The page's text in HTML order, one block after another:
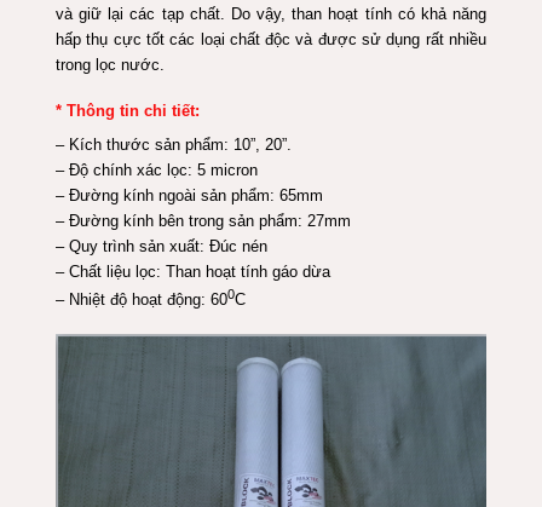
và giữ lại các tạp chất. Do vậy, than hoạt tính có khả năng
hấp thụ cực tốt các loại chất độc và được sử dụng rất nhiều
trong lọc nước.
* Thông tin chi tiết:
– Kích thước sản phẩm: 10”, 20”.
– Độ chính xác lọc: 5 micron
– Đường kính ngoài sản phẩm: 65mm
– Đường kính bên trong sản phẩm: 27mm
– Quy trình sản xuất: Đúc nén
– Chất liệu lọc: Than hoạt tính gáo dừa
– Nhiệt độ hoạt động: 600C